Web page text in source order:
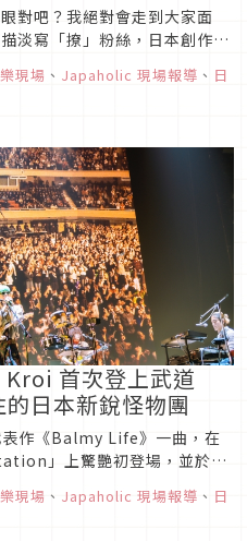
對吧？我絕對會走到大家面
淡寫「撩」粉絲，日本創作歌
1月底起一連走過大阪府的大
現場 、 Japaholic 現場報導 、 日
Kroi 首次登上武道
日本新銳怪物團
作《Balmy Life》一曲，在
」上驚艷初登場，並於三
〉。可以肯定地說，Kroi 是
現場 、 Japaholic 現場報導 、 日